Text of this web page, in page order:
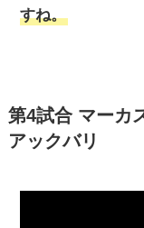
すね。
第4試合 マーカ
アックバリ